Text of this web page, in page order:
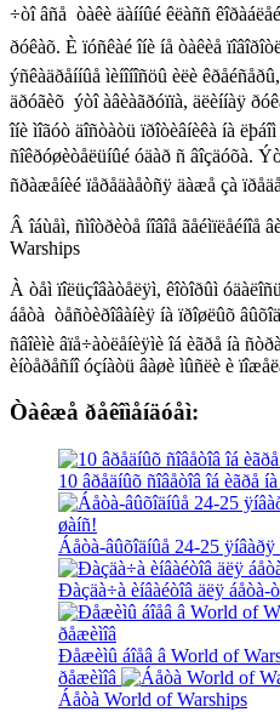
÷òî âñå  òàêè äàííûé êëàññ
ðóêàõ. È ïóñêàé îíè íå òàêèå
ýñêàäðåííûå ìèíîíîñöû èëè
äðóãèõ  ýòî àâèàãðóïïà, äëèííàÿ
îíè ìîãóò äîñòàòü ïðîòèâíèêà íà
ñîêðóøèòåëüíûé óäàð ñ âîçäóõà.
ñðàæåíèé ïåðåäàåòñÿ äàæå çà
Â îáùåì, ñìîòðèòå íîâîå ãåéìïëåéíîå
Warships
À òåì ïîëüçîâàòåëÿì, êîòîðûì
áåòà  òåñòèðîâàíèÿ íà ïðîøëûõ
ñâîèìè âïå÷àòëåíèÿìè îá èãðå íà
èíòåðåñíî óçíàòü âàøè ìûñëè è
Òàêæå ðåêîìåíäóåì:
10 âðåäíûõ ñîâåòîâ îá èãðå
Áåòà-âûõîäíûå 24-25
Ðàçäà÷à èíâàéòîâ äëÿ
Ðåæèìû áîåâ â World of
ðåæèìîâ
Áåòà World of Warships